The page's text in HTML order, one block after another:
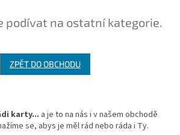
podívat na ostatní kategorie.
ZPĚT DO OBCHODU
karty... a je to na nás i v našem obchodě
se, abys je měl rád nebo ráda i Ty.